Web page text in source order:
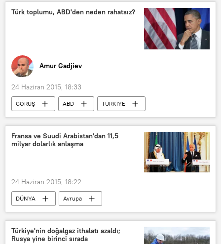
Türk toplumu, ABD'den neden rahatsız?
Amur Gadjiev
24 Haziran 2015, 18:33
GÖRÜŞ ABD TÜRKİYE
Fransa ve Suudi Arabistan'dan 11,5
milyar dolarlık anlaşma
24 Haziran 2015, 18:22
DÜNYA
Avrupa
Asya & Pasifik
Haberler
Fransa
Suudi Arabistan
Türkiye'nin doğalgaz ithalatı azaldı;
Rusya yine birinci sırada